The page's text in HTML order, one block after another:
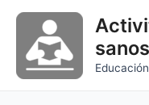
contenido